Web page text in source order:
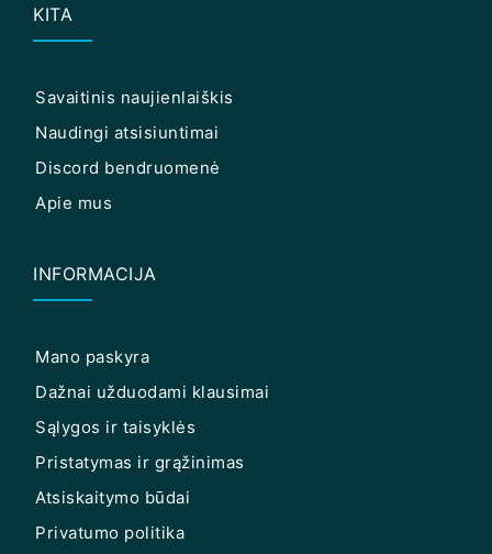
KITA
Savaitinis naujienlaiškis
Naudingi atsisiuntimai
Discord bendruomenė
Apie mus
INFORMACIJA
Mano paskyra
Dažnai užduodami klausimai
Sąlygos ir taisyklės
Pristatymas ir grąžinimas
Atsiskaitymo būdai
Privatumo politika